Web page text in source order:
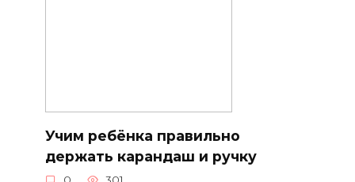
Учим ребёнка правильно
держать карандаш и ручку